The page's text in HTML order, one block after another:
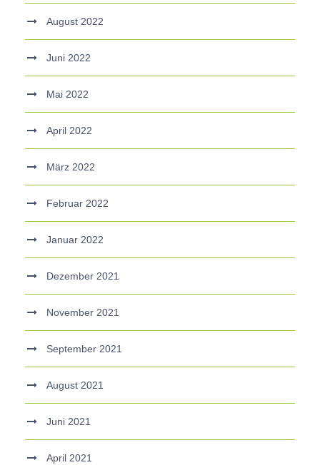
August 2022
Juni 2022
Mai 2022
April 2022
März 2022
Februar 2022
Januar 2022
Dezember 2021
November 2021
September 2021
August 2021
Juni 2021
April 2021